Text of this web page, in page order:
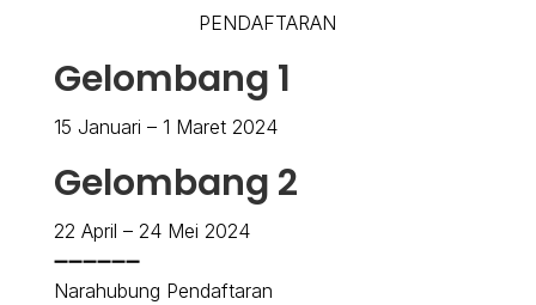
PENDAFTARAN
Gelombang 1
15 Januari – 1 Maret 2024
Gelombang 2
22 April – 24 Mei 2024
➖➖➖➖➖➖
Narahubung Pendaftaran